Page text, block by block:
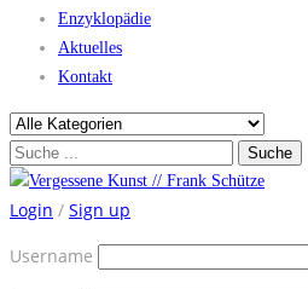
Enzyklopädie
Aktuelles
Kontakt
Login / Sign up
Username